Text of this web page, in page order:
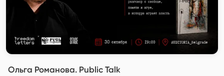
Ольга Романова. Public Talk